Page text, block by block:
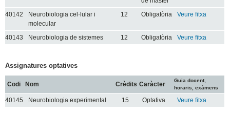
40142
Neurobiologia cel·lular i
molecular
12 Obligatòria Veure fitxa
40143 Neurobiologia de sistemes 12 Obligatòria Veure fitxa
Assignatures optatives
Codi Nom Crèdits Caràcter
Guia docent,
horaris, exàmens
40145 Neurobiologia experimental 15 Optativa Veure fitxa